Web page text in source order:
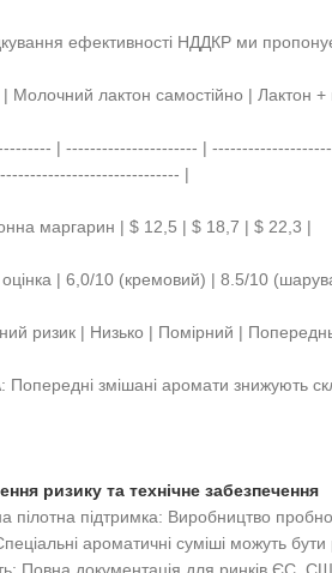
ефективності НДДКР ми
Молочний лактон самостійно | Лактон
| ---------------------- |
|
маргарин | $ 12,5 | $ 18,7 | $ 22,3 |
| 6,0/10 (кремовий) | 8.5/10
ризик | Низько | Помірний |
змішані аромати знижують
ризику та технічне забезпечення
пілотна підтримка: Виробництво
ароматичні суміші можуть
Повна документація для ринків ЄС,